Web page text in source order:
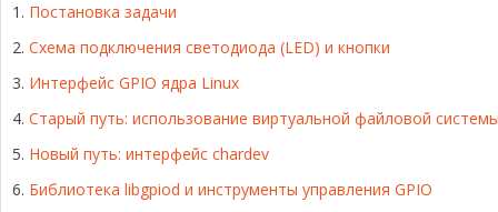
Постановка задачи
Схема подключения светодиода (LED) и кнопки
Интерфейс GPIO ядра Linux
Старый путь: использование виртуальной файловой
Новый путь: интерфейс chardev
Библиотека libgpiod и инструменты управления GPIO